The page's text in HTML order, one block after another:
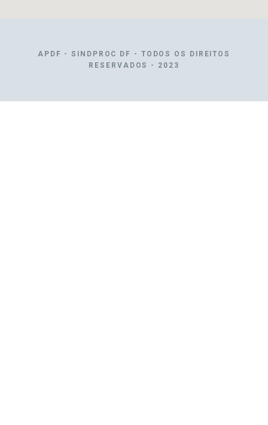
APDF - SINDPROC DF - TODOS OS DIREITOS
RESERVADOS - 2023